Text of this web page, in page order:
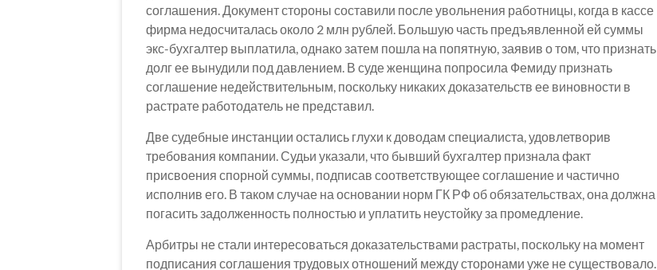
соглашения. Документ стороны составили после увольнения работницы, когда в кассе
фирма недосчиталась около 2 млн рублей. Большую часть предъявленной ей суммы
экс-бухгалтер выплатила, однако затем пошла на попятную, заявив о том, что признать
долг ее вынудили под давлением. В суде женщина попросила Фемиду признать
соглашение недействительным, поскольку никаких доказательств ее виновности в
растрате работодатель не представил.
Две судебные инстанции остались глухи к доводам специалиста, удовлетворив
требования компании. Судьи указали, что бывший бухгалтер признала факт
присвоения спорной суммы, подписав соответствующее соглашение и частично
исполнив его. В таком случае на основании норм ГК РФ об обязательствах, она должна
погасить задолженность полностью и уплатить неустойку за промедление.
Арбитры не стали интересоваться доказательствами растраты, поскольку на момент
подписания соглашения трудовых отношений между сторонами уже не существовало.